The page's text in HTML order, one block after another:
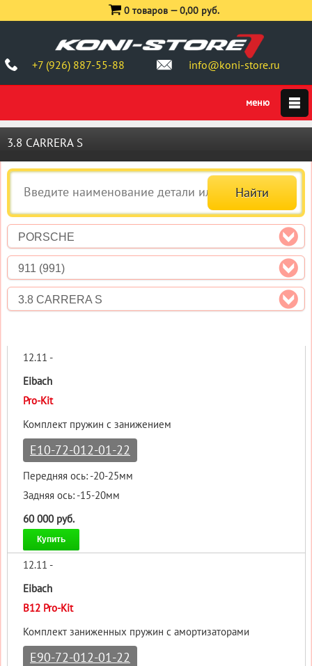
+7 (926) 887-55-88 info@koni-store.ru
0 товаров —0,00 руб.
3.8 CARRERA S
PORSCHE
911 (991)
3.8 CARRERA S
12.11 -
Eibach
Pro-Kit
Комплект пружин с занижением
E10-72-012-01-22
Передняя ось: -20-25мм
Задняя ось: -15-20мм
60 000 руб.
Купить
12.11 -
Eibach
B12 Pro-Kit
Комплект заниженных пружин с амортизаторами
E90-72-012-01-22